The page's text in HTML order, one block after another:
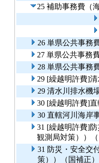
25 補助事務費（
26 単県公共事務
27 単県公共事務
28 単県公共事務
29 [繰越明許費]
29 清水川排水機
30 [繰越明許費]
30 直轄河川海岸
31 [繰越明許費]
観測局対策））
31 防災・安全交
策））（国補正）